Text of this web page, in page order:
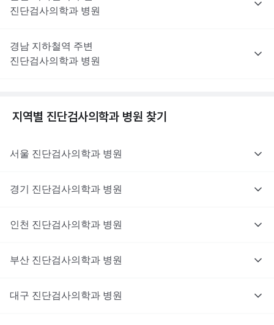
진단검사의학과 병원
경남 지하철역 주변
진단검사의학과 병원
지역별 진단검사의학과 병원 찾기
서울 진단검사의학과 병원
경기 진단검사의학과 병원
인천 진단검사의학과 병원
부산 진단검사의학과 병원
대구 진단검사의학과 병원